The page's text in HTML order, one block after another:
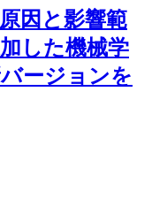
因と影響範
した機械学
ージョンを